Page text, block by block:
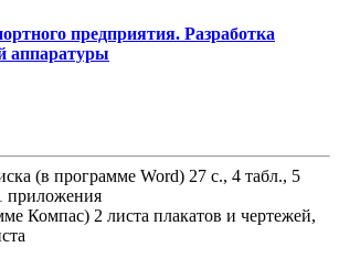
предприятия. Разработка
аппаратуры
(в программе Word) 27 с., 4 табл., 5
приложения
Компас) 2 листа плакатов и чертежей,